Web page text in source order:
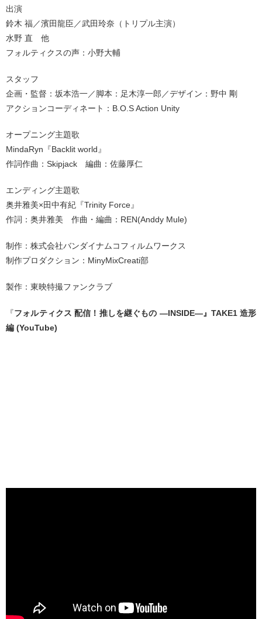
出演
鈴木 福／濱田龍臣／武田玲奈（トリプル主演）
水野 直 他
フォルティクスの声：小野大輔
スタッフ
企画・監督：坂本浩一／脚本：足木淳一郎／デザイン：野中 剛
アクションコーディネート：B.O.S Action Unity
オープニング主題歌
MindaRyn『Backlit world』
作詞作曲：Skipjack 編曲：佐藤厚仁
エンディング主題歌
奥井雅美×田中有紀『Trinity Force』
作詞：奥井雅美 作曲・編曲：REN(Anddy Mule)
制作：株式会社バンダイナムコフィルムワークス
制作プロダクション：MinyMixCreati部
製作：東映特撮ファンクラブ
『フォルティクス 配信！推しを継ぐもの ―INSIDE―』TAKE1 造形
編 (YouTube)